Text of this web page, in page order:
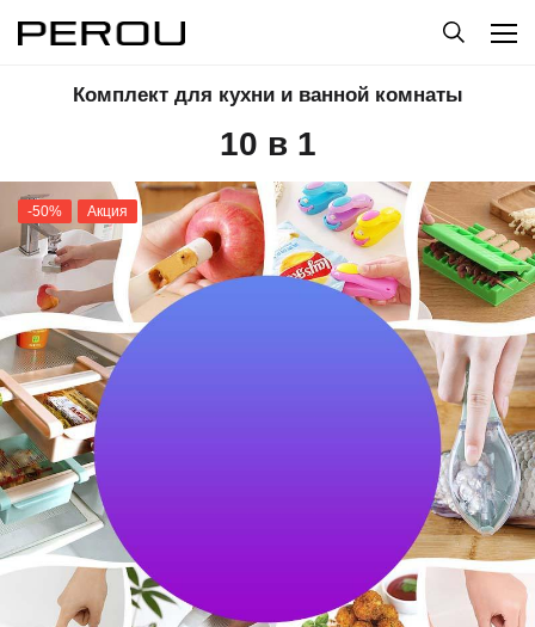
Комплект для кухни и ванной комнаты
10 в 1
-50% Акция